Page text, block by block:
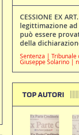
CESSIONE EX
legittimazione
può essere
della
Sentenza | Tribunale
Giuseppe Solarino |
TOP AUTORI